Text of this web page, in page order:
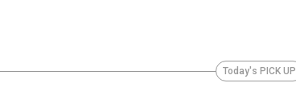
Today's PICK UP